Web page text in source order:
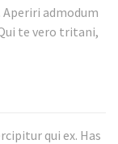
admodum
te vero tritani,
qui ex. Has